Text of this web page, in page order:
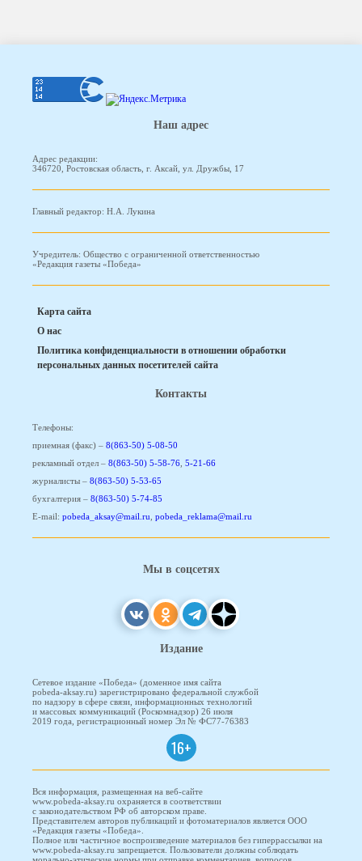
Наш адрес
Адрес редакции:
346720, Ростовская область, г. Аксай, ул. Дружбы, 17
Главный редактор: Н.А. Лукина
Учредитель: Общество с ограниченной ответственностью
«Редакция газеты «Победа»
Карта сайта
О нас
Политика конфиденциальности в отношении обработки
персональных данных посетителей сайта
Контакты
Телефоны:
приемная (факс) – 8(863-50) 5-08-50
рекламный отдел – 8(863-50) 5-58-76, 5-21-66
журналисты – 8(863-50) 5-53-65
бухгалтерия – 8(863-50) 5-74-85
E-mail: pobeda_aksay@mail.ru, pobeda_reklama@mail.ru
Мы в соцсетях
Издание
Сетевое издание «Победа» (доменное имя сайта
pobeda-aksay.ru) зарегистрировано федеральной службой
по надзору в сфере связи, информационных технологий
и массовых коммуникаций (Роскомнадзор) 26 июля
2019 года, регистрационный номер Эл № ФС77-76383
16+
Вся информация, размещенная на веб-сайте
www.pobeda-aksay.ru охраняется в соответствии
с законодательством РФ об авторском праве.
Представителем авторов публикаций и фотоматериалов является ООО
«Редакция газеты «Победа».
Полное или частичное воспроизведение материалов без гиперрассылки на
www.pobeda-aksay.ru запрещается. Пользователи должны соблюдать